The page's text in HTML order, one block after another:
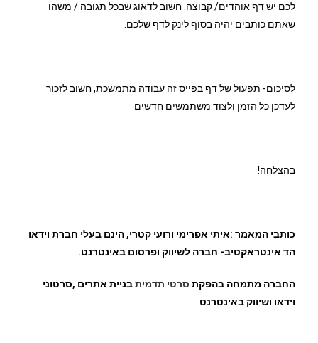
לכם יש דף אוהדים/ קבוצה. חשוב לדאוג שבכל תגובה / משהו
שאתם כותבים יהיה בסוף לינק לדף שלכם.
לסיכום- תפעול של דף בפייס זה עבודה מתמשכת, חשוב לזכור
לעדכן כל הזמן ולצוד משתמשים חדשים
בהצלחה!
כותבי המאמר :איתי אפרימי ורועי קטרי, הינם בעלי חברת וידאו
הד אינטראקטיב- חברה לשיווק ופרסום באינטרנט.
החברה מתמחה בהפקת סרטי תדמיתבניית אתרים ,סרטוני
וידאו ושיווק באינטרנט